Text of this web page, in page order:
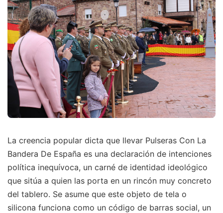
La creencia popular dicta que llevar Pulseras Con La
Bandera De España es una declaración de intenciones
política inequívoca, un carné de identidad ideológico
que sitúa a quien las porta en un rincón muy concreto
del tablero. Se asume que este objeto de tela o
silicona funciona como un código de barras social, un